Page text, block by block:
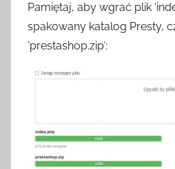
Pamiętaj, aby wgrać plik
spakowany katalog Presty,
‘prestashop.zip’: